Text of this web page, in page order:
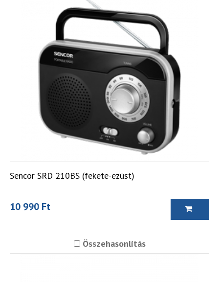
Sencor SRD 210BS (fekete-ezüst)
10 990 Ft
Összehasonlítás